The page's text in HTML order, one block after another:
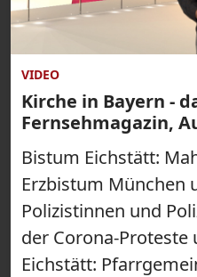
VIDEO
Kirche in Bayern -
Fernsehmagazin,
Bistum Eichstätt:
Erzbistum München
Polizistinnen und
der Corona-Proteste
Eichstätt: